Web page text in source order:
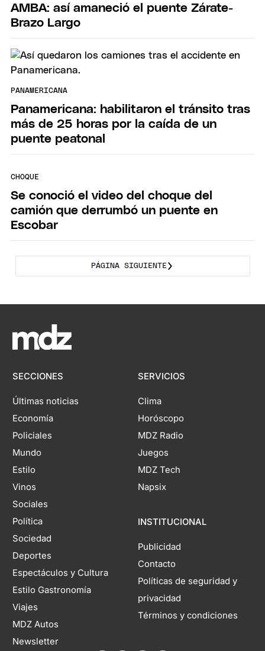
AMBA: así amaneció el puente Zárate-
Brazo Largo
PANAMERICANA
Panamericana: habilitaron el tránsito tras
más de 25 horas por la caída de un
puente peatonal
CHOQUE
Se conoció el video del choque del
camión que derrumbó un puente en
Escobar
PÁGINA SIGUIENTE
SECCIONES
Últimas noticias
Economía
Policiales
Mundo
Estilo
Vinos
Sociales
Política
Sociedad
Deportes
Espectáculos y Cultura
Estilo Gastronomía
Viajes
MDZ Autos
Newsletter
SERVICIOS
Clima
Horóscopo
MDZ Radio
Juegos
MDZ Tech
Napsix
INSTITUCIONAL
Publicidad
Contacto
Políticas de seguridad y
privacidad
Términos y condiciones